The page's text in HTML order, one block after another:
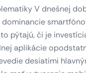
V dnešnej
pýtajú, či je
aplikácie
desiatimi